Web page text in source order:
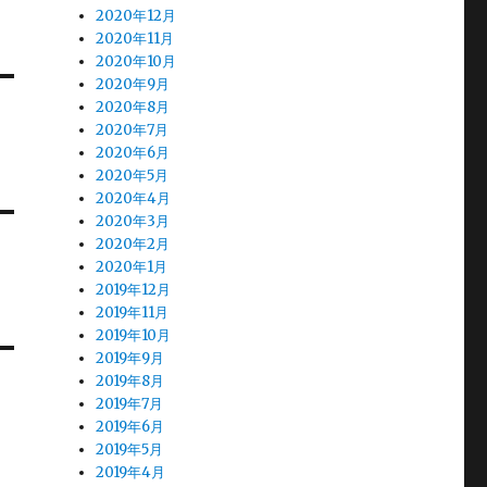
2020年12月
2020年11月
2020年10月
2020年9月
2020年8月
2020年7月
2020年6月
2020年5月
2020年4月
2020年3月
2020年2月
2020年1月
2019年12月
2019年11月
2019年10月
2019年9月
2019年8月
2019年7月
2019年6月
2019年5月
2019年4月